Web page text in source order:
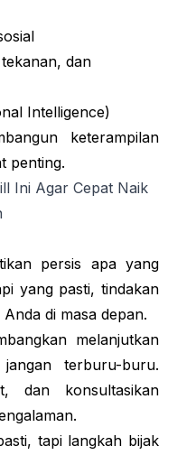
dan
Intelligence)
keterampilan
penting.
Ini Agar Cepat Naik
persis apa yang
yang pasti, tindakan
di masa depan.
melanjutkan
terburu-buru.
dan konsultasikan
tapi langkah bijak